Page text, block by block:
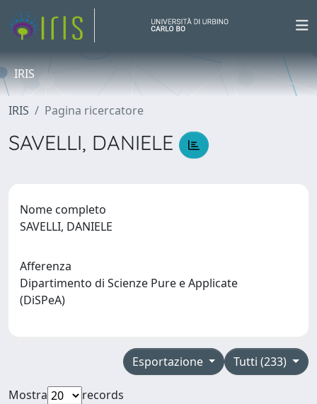
IRIS
IRIS Pagina ricercatore
SAVELLI, DANIELE
Nome completo
SAVELLI, DANIELE
Afferenza
Dipartimento di Scienze Pure e Applicate
(DiSPeA)
Tutti (233)
Esportazione
Mostra
records